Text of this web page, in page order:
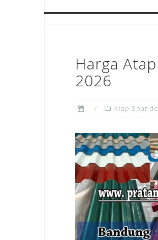
Harga
2026
Atap